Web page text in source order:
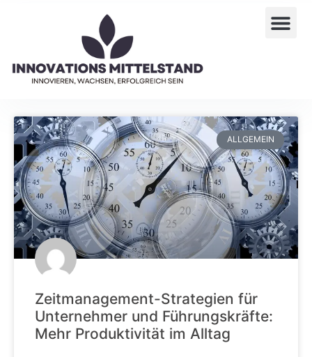
ALLGEMEIN
Zeitmanagement-Strategien für
Unternehmer und Führungskräfte:
Mehr Produktivität im Alltag